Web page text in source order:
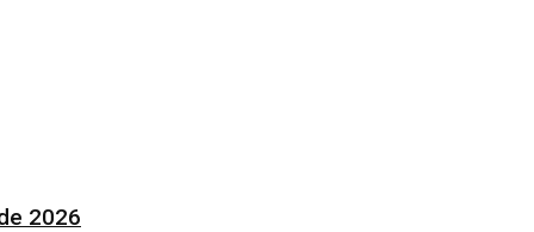
2026